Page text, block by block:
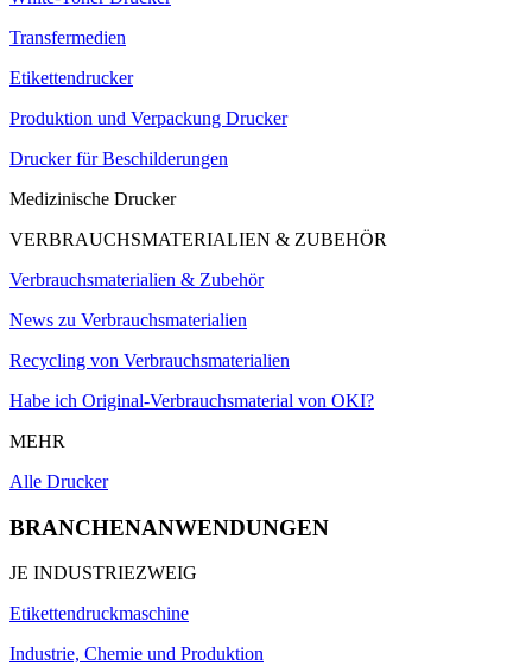
Transfermedien
Etikettendrucker
Produktion und Verpackung Drucker
Drucker für Beschilderungen
Medizinische Drucker
VERBRAUCHSMATERIALIEN & ZUBEHÖR
Verbrauchsmaterialien & Zubehör
News zu Verbrauchsmaterialien
Recycling von Verbrauchsmaterialien
Habe ich Original-Verbrauchsmaterial von OKI?
MEHR
Alle Drucker
BRANCHENANWENDUNGEN
JE INDUSTRIEZWEIG
Etikettendruckmaschine
Industrie, Chemie und Produktion